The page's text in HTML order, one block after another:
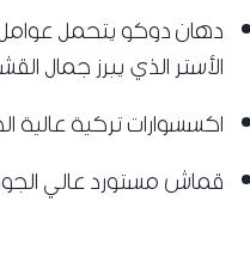
‌دهان دوكو يتحمل
الأستر الذي يبرز جمال
اكسسوارات تركية عالية
قماش مستورد عالي